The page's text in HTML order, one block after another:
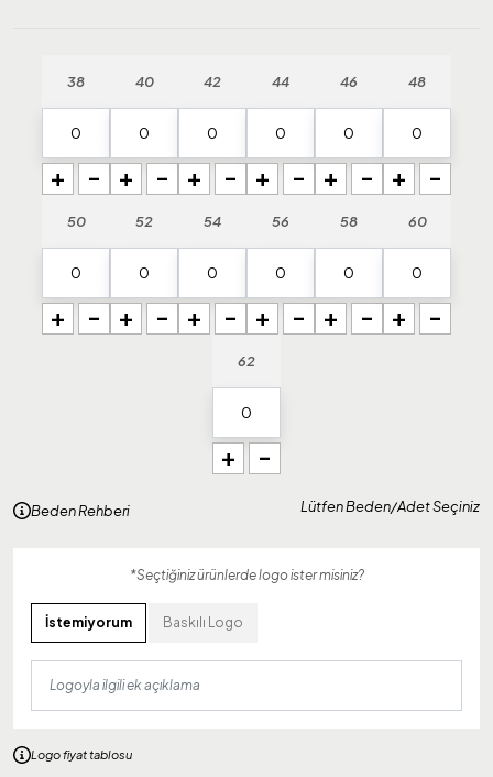
38
+ -
40
+ -
42
+ -
44
+ -
46
+ -
48
+ -
50
+ -
52
+ -
54
+ -
56
+ -
58
+ -
60
+ -
62
+ -
Beden Rehberi Lütfen Beden/Adet Seçiniz
*Seçtiğiniz ürünlerde logo ister misiniz?
İstemiyorum Baskılı Logo
Logo fiyat tablosu